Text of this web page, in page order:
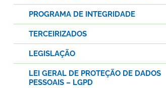
PROGRAMA DE INTEGRIDADE
TERCEIRIZADOS
LEGISLAÇÃO
LEI GERAL DE PROTEÇÃO DE DADOS
PESSOAIS – LGPD